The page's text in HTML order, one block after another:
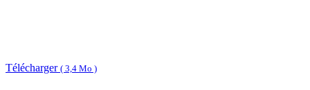
Télécharger ( 3,4 Mo )